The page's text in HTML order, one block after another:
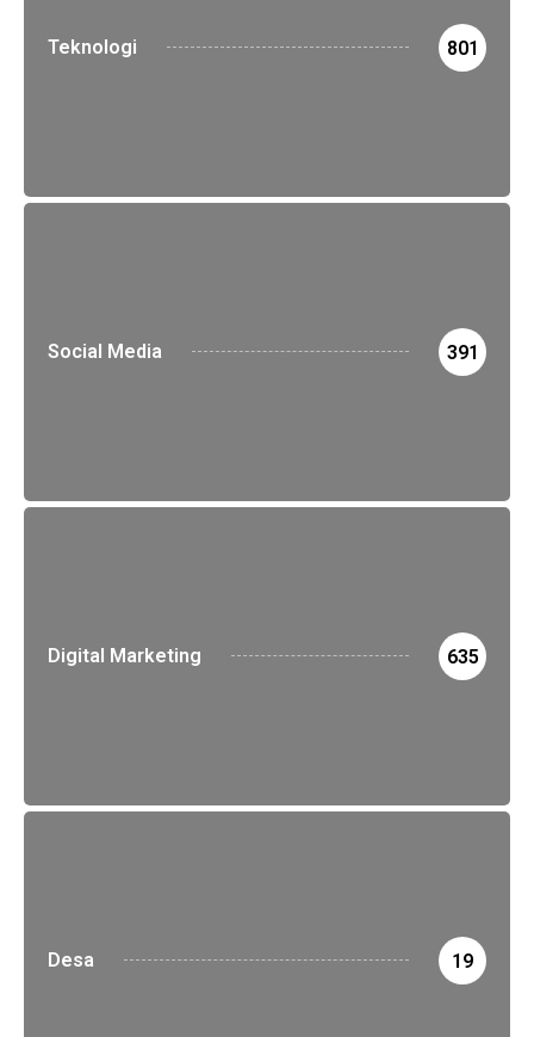
Teknologi 801
Social Media 391
Digital Marketing 635
Desa 19